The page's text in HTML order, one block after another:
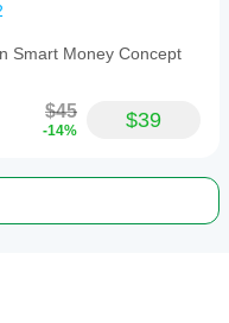
Smart Money Concept
$45
-14% $39